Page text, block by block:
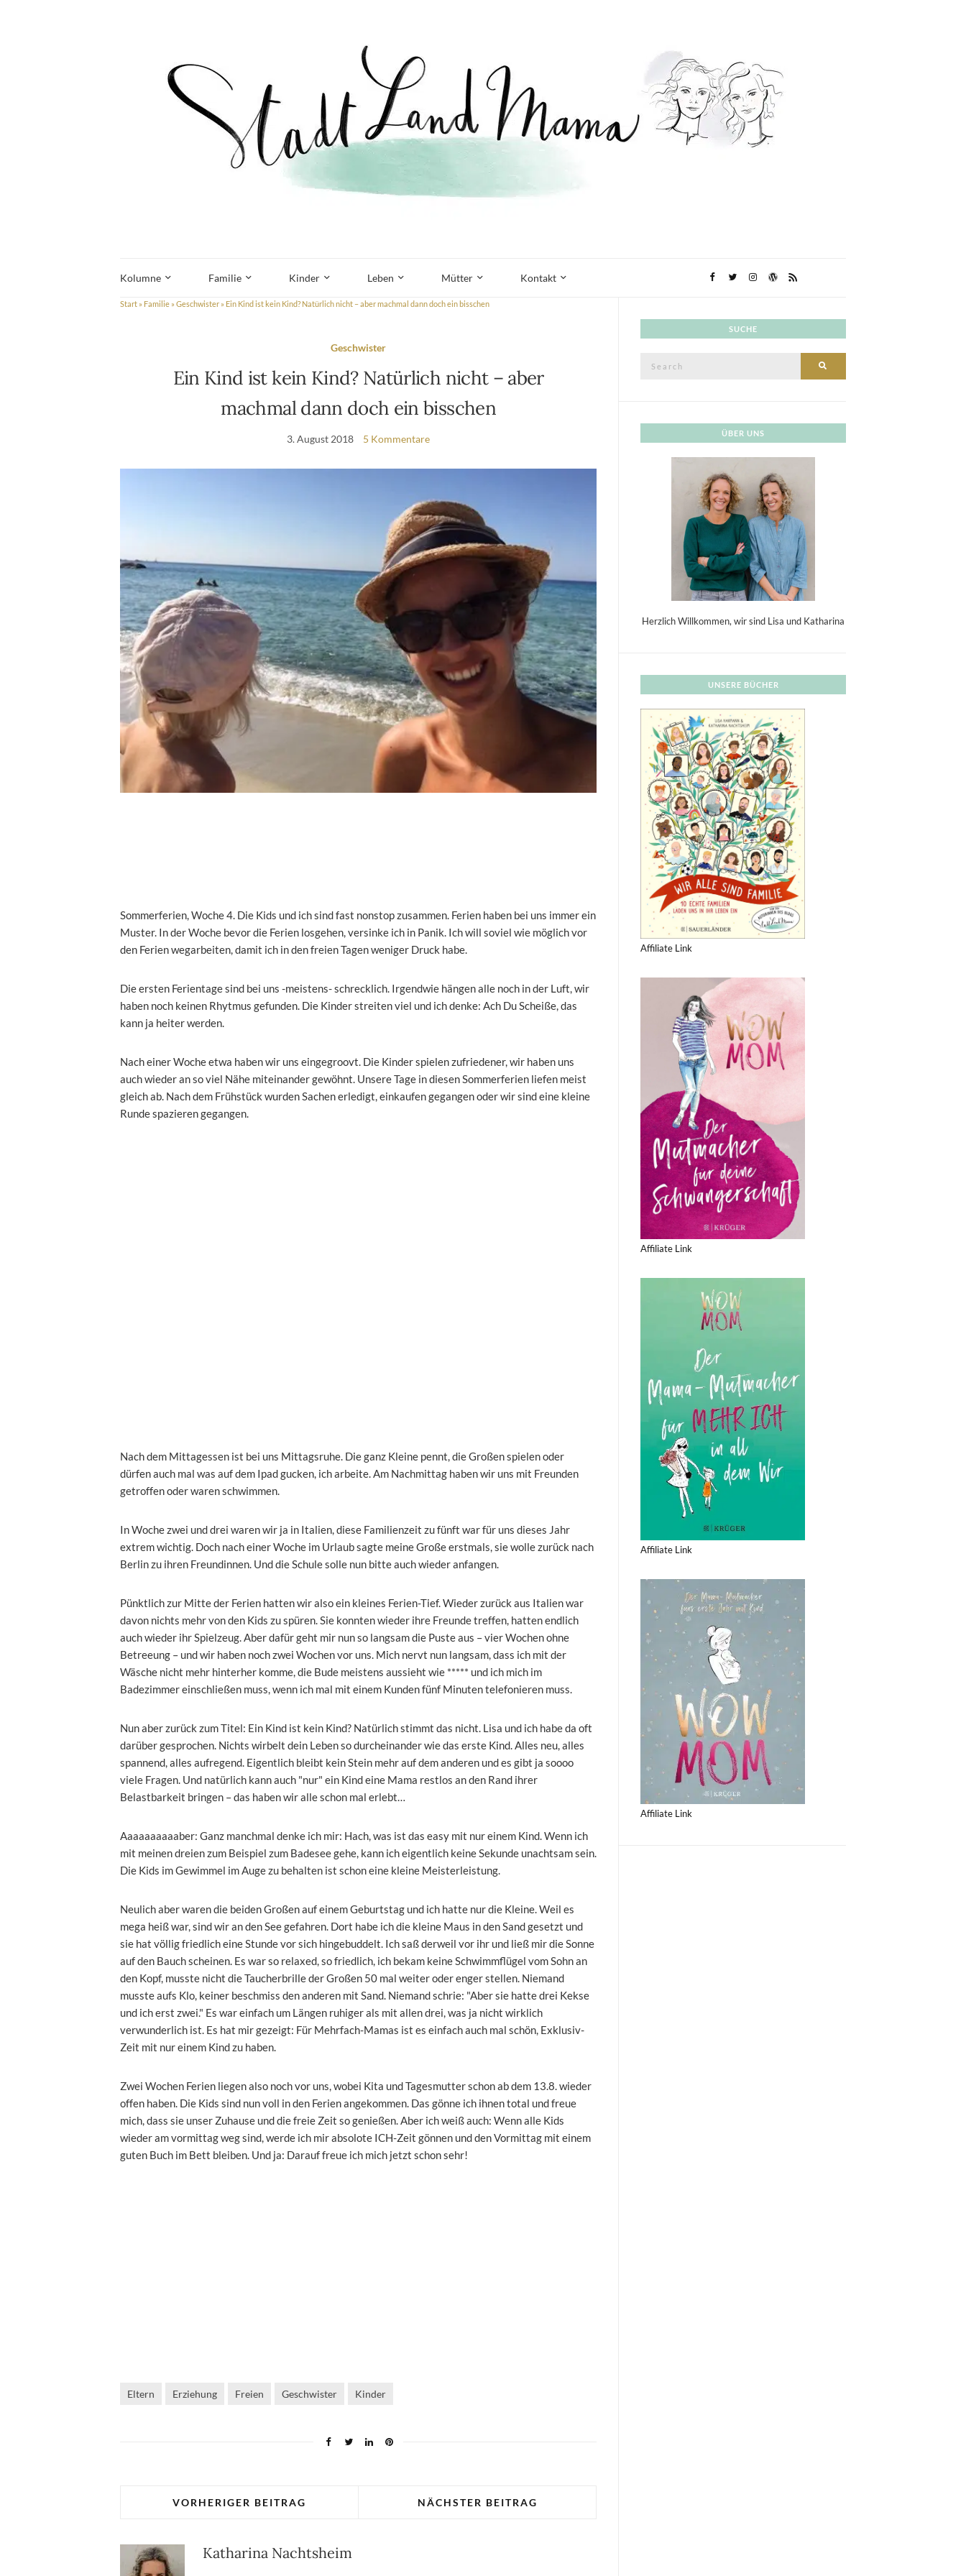
Kolumne Familie Kinder Leben Mütter Kontakt
Start » Familie » Geschwister » Ein Kind ist kein Kind? Natürlich nicht – aber machmal dann doch ein bisschen
Geschwister
Ein Kind ist kein Kind? Natürlich nicht – aber
machmal dann doch ein bisschen
3. August 2018 5 Kommentare
Sommerferien, Woche 4. Die Kids und ich sind fast nonstop zusammen. Ferien haben bei uns immer ein
Muster. In der Woche bevor die Ferien losgehen, versinke ich in Panik. Ich will soviel wie möglich vor
den Ferien wegarbeiten, damit ich in den freien Tagen weniger Druck habe.
Die ersten Ferientage sind bei uns -meistens- schrecklich. Irgendwie hängen alle noch in der Luft, wir
haben noch keinen Rhytmus gefunden. Die Kinder streiten viel und ich denke: Ach Du Scheiße, das
kann ja heiter werden.
Nach einer Woche etwa haben wir uns eingegroovt. Die Kinder spielen zufriedener, wir haben uns
auch wieder an so viel Nähe miteinander gewöhnt. Unsere Tage in diesen Sommerferien liefen meist
gleich ab. Nach dem Frühstück wurden Sachen erledigt, einkaufen gegangen oder wir sind eine kleine
Runde spazieren gegangen.
Nach dem Mittagessen ist bei uns Mittagsruhe. Die ganz Kleine pennt, die Großen spielen oder
dürfen auch mal was auf dem Ipad gucken, ich arbeite. Am Nachmittag haben wir uns mit Freunden
getroffen oder waren schwimmen.
In Woche zwei und drei waren wir ja in Italien, diese Familienzeit zu fünft war für uns dieses Jahr
extrem wichtig. Doch nach einer Woche im Urlaub sagte meine Große erstmals, sie wolle zurück nach
Berlin zu ihren Freundinnen. Und die Schule solle nun bitte auch wieder anfangen.
Pünktlich zur Mitte der Ferien hatten wir also ein kleines Ferien-Tief. Wieder zurück aus Italien war
davon nichts mehr von den Kids zu spüren. Sie konnten wieder ihre Freunde treffen, hatten endlich
auch wieder ihr Spielzeug. Aber dafür geht mir nun so langsam die Puste aus – vier Wochen ohne
Betreeung – und wir haben noch zwei Wochen vor uns. Mich nervt nun langsam, dass ich mit der
Wäsche nicht mehr hinterher komme, die Bude meistens aussieht wie ***** und ich mich im
Badezimmer einschließen muss, wenn ich mal mit einem Kunden fünf Minuten telefonieren muss.
Nun aber zurück zum Titel: Ein Kind ist kein Kind? Natürlich stimmt das nicht. Lisa und ich habe da oft
darüber gesprochen. Nichts wirbelt dein Leben so durcheinander wie das erste Kind. Alles neu, alles
spannend, alles aufregend. Eigentlich bleibt kein Stein mehr auf dem anderen und es gibt ja soooo
viele Fragen. Und natürlich kann auch "nur" ein Kind eine Mama restlos an den Rand ihrer
Belastbarkeit bringen – das haben wir alle schon mal erlebt…
Aaaaaaaaaaber: Ganz manchmal denke ich mir: Hach, was ist das easy mit nur einem Kind. Wenn ich
mit meinen dreien zum Beispiel zum Badesee gehe, kann ich eigentlich keine Sekunde unachtsam sein.
Die Kids im Gewimmel im Auge zu behalten ist schon eine kleine Meisterleistung.
Neulich aber waren die beiden Großen auf einem Geburtstag und ich hatte nur die Kleine. Weil es
mega heiß war, sind wir an den See gefahren. Dort habe ich die kleine Maus in den Sand gesetzt und
sie hat völlig friedlich eine Stunde vor sich hingebuddelt. Ich saß derweil vor ihr und ließ mir die Sonne
auf den Bauch scheinen. Es war so relaxed, so friedlich, ich bekam keine Schwimmflügel vom Sohn an
den Kopf, musste nicht die Taucherbrille der Großen 50 mal weiter oder enger stellen. Niemand
musste aufs Klo, keiner beschmiss den anderen mit Sand. Niemand schrie: "Aber sie hatte drei Kekse
und ich erst zwei." Es war einfach um Längen ruhiger als mit allen drei, was ja nicht wirklich
verwunderlich ist. Es hat mir gezeigt: Für Mehrfach-Mamas ist es einfach auch mal schön, Exklusiv-
Zeit mit nur einem Kind zu haben.
Zwei Wochen Ferien liegen also noch vor uns, wobei Kita und Tagesmutter schon ab dem 13.8. wieder
offen haben. Die Kids sind nun voll in den Ferien angekommen. Das gönne ich ihnen total und freue
mich, dass sie unser Zuhause und die freie Zeit so genießen. Aber ich weiß auch: Wenn alle Kids
wieder am vormittag weg sind, werde ich mir absolote ICH-Zeit gönnen und den Vormittag mit einem
guten Buch im Bett bleiben. Und ja: Darauf freue ich mich jetzt schon sehr!
Eltern Erziehung Freien Geschwister Kinder
VORHERIGER BEITRAG NÄCHSTER BEITRAG
Katharina Nachtsheim
SUCHE
ÜBER UNS
Herzlich Willkommen, wir sind Lisa und Katharina
UNSERE BÜCHER
Affiliate Link
Affiliate Link
Affiliate Link
Affiliate Link